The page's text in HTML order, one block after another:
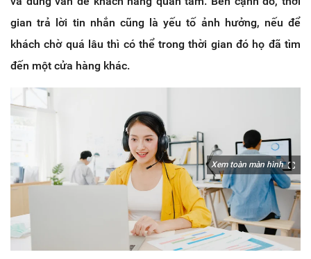
gian trả lời tin nhắn cũng là yếu tố ảnh hưởng, nếu để
khách chờ quá lâu thì có thể trong thời gian đó họ đã tìm
đến một cửa hàng khác.
Xem toàn màn hình